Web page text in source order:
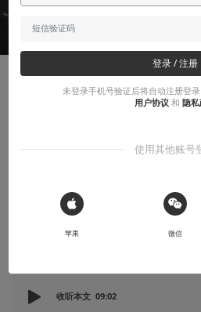
全还是一种悲哀？
篝火营地
收听本文 09:02
登录 / 注册
未登录手机号验证后将自动注册登
用户协议 和 隐
使用其他账号
 Sign in with Apple
苹果 微信